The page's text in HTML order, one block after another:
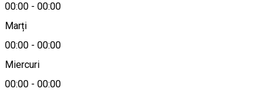
00:00 - 00:00
Marți
00:00 - 00:00
Miercuri
00:00 - 00:00
Hartă